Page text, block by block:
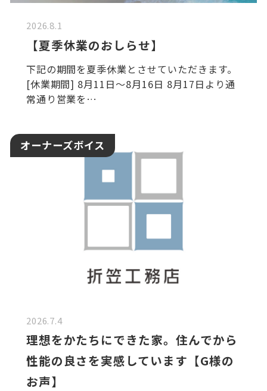
2026.8.1
【夏季休業のおしらせ】
下記の期間を夏季休業とさせていただきます。
[休業期間] 8月11日～8月16日 8月17日より通
常通り営業を…
オーナーズボイス
2026.7.4
理想をかたちにできた家。住んでから
性能の良さを実感しています【G様の
お声】